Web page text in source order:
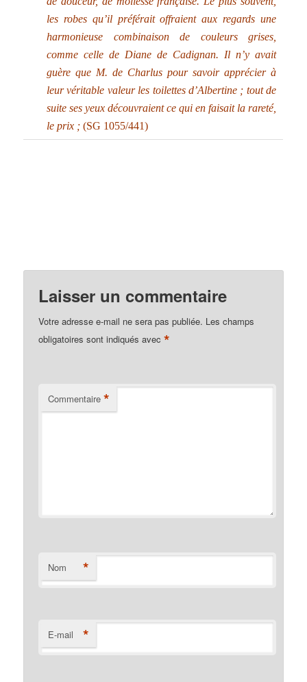
les robes qu’il préférait offraient aux regards une
harmonieuse combinaison de couleurs grises,
comme celle de Diane de Cadignan. Il n’y avait
guère que M. de Charlus pour savoir apprécier à
leur véritable valeur les toilettes d’Albertine ; tout de
suite ses yeux découvraient ce qui en faisait la rareté,
le prix ;(SG 1055/441)
Laisser un commentaire
Votre adresse e-mail ne sera pas publiée. Les champs
obligatoires sont indiqués avec*
Commentaire *
Nom *
E-mail *